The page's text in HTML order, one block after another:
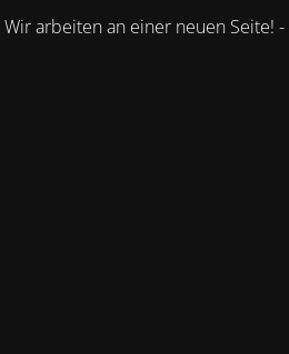
Wir arbeiten an einer neuen Seite! -